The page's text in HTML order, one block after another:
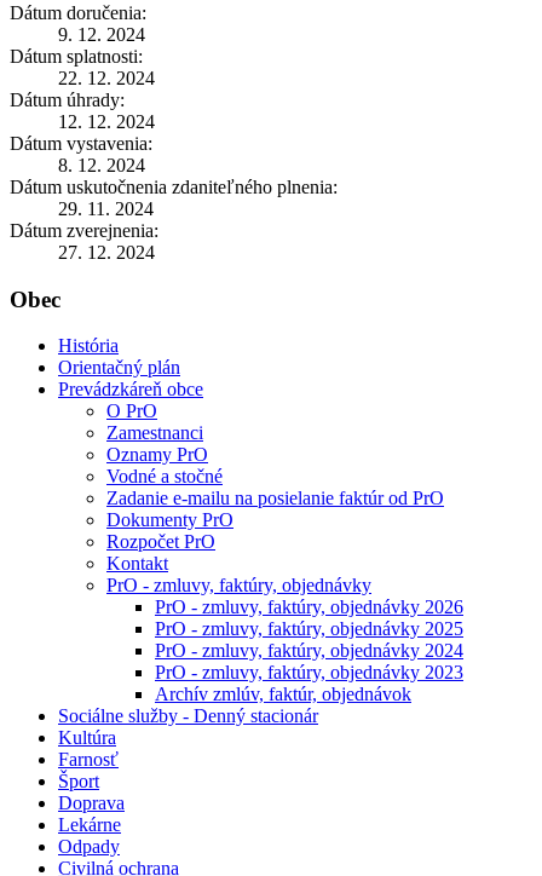
Dátum doručenia:
9. 12. 2024
Dátum splatnosti:
22. 12. 2024
Dátum úhrady:
12. 12. 2024
Dátum vystavenia:
8. 12. 2024
Dátum uskutočnenia zdaniteľného plnenia:
29. 11. 2024
Dátum zverejnenia:
27. 12. 2024
Obec
História
Orientačný plán
Prevádzkáreň obce
O PrO
Zamestnanci
Oznamy PrO
Vodné a stočné
Zadanie e-mailu na posielanie faktúr od PrO
Dokumenty PrO
Rozpočet PrO
Kontakt
PrO - zmluvy, faktúry, objednávky
PrO - zmluvy, faktúry, objednávky 2026
PrO - zmluvy, faktúry, objednávky 2025
PrO - zmluvy, faktúry, objednávky 2024
PrO - zmluvy, faktúry, objednávky 2023
Archív zmlúv, faktúr, objednávok
Sociálne služby - Denný stacionár
Kultúra
Farnosť
Šport
Doprava
Lekárne
Odpady
Civilná ochrana